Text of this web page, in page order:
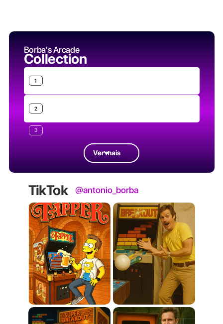
Borba's Arcade
Collection
1
2
3
Ver mais
TikTok @antonio_borba